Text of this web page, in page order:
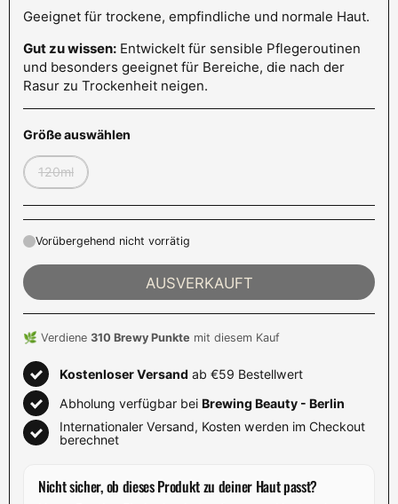
Geeignet für trockene, empfindliche und normale Haut.
Gut zu wissen: Entwickelt für sensible Pflegeroutinen
und besonders geeignet für Bereiche, die nach der
Rasur zu Trockenheit neigen.
Größe auswählen
120ml
Vorübergehend nicht vorrätig
AUSVERKAUFT
🌿 Verdiene 310 Brewy Punkte mit diesem Kauf
Kostenloser Versand ab €59 Bestellwert
Abholung verfügbar bei Brewing Beauty - Berlin
Internationaler Versand, Kosten werden im Checkout
berechnet
Nicht sicher, ob dieses Produkt zu deiner Haut passt?